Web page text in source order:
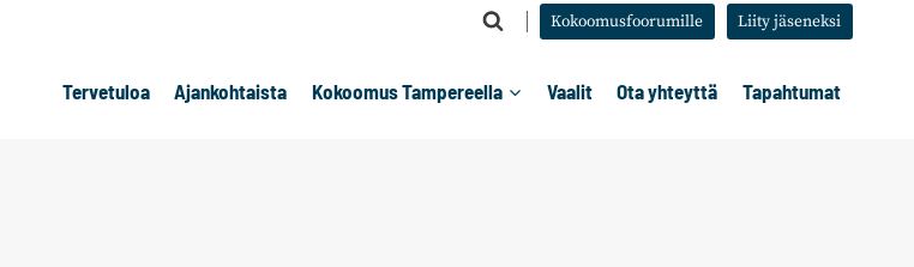
Kokoomusfoorumille Liity jäseneksi
Tervetuloa Ajankohtaista Kokoomus Tampereella Vaalit Ota yhteyttä Tapahtumat